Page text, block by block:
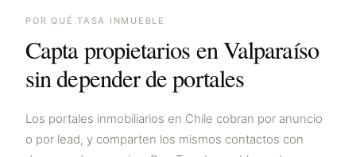
POR QUÉ TASA INMUEBLE
Capta propietarios enValparaíso
sin depender de portales
Los portales inmobiliarios en Chile cobran por anuncio
o por lead, y comparten los mismos contactos con